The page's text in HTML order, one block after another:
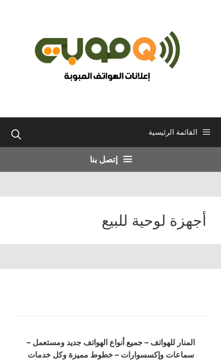
القائمة الرئيسية
إتصل بنا
أجهزة لوحية للبيع
المنار للهواتف – جميع أنواع الهواتف جديد ومستعمل –
سماعات وإكسسوارات – خطوط مميزة وكل خدمات